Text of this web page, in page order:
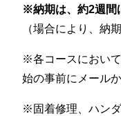
※納期は、約2週間
（場合により、納
※各コースにおい
始の事前にメール
※固着修理、ハン